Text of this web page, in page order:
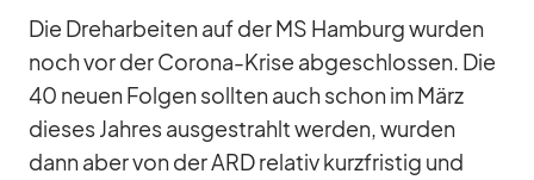
Die Dreh­ar­bei­ten auf der MS Ham­burg wur­den
noch vor der Co­rona-Krise ab­ge­schlos­sen. Die
40 neuen Fol­gen soll­ten auch schon im März
die­ses Jah­res aus­ge­strahlt wer­den, wur­den
dann aber von der ARD re­la­tiv kurz­fris­tig und